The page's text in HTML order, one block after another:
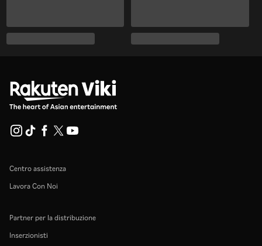
Centro assistenza
Lavora Con Noi
Partner per la distribuzione
Inserzionisti